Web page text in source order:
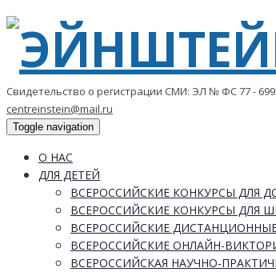
Свидетельство о регистрации СМИ: ЭЛ № ФС 77 -
centreinstein@mail.ru
Toggle navigation
О НАС
ДЛЯ ДЕТЕЙ
ВСЕРОССИЙСКИЕ КОНКУРСЫ ДЛЯ
ВСЕРОССИЙСКИЕ КОНКУРСЫ ДЛЯ
ВСЕРОССИЙСКИЕ
ВСЕРОССИЙСКИЕ ОНЛАЙН-
ВСЕРОССИЙСКАЯ НАУЧНО-